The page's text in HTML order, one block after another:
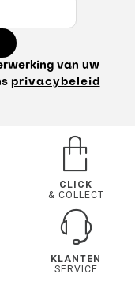
van uw
privacybeleid
CLICK
& COLLECT
KLANTEN
SERVICE